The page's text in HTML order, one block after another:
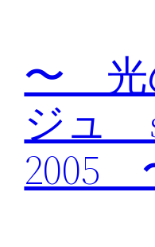
〜 光
ジュ
2005